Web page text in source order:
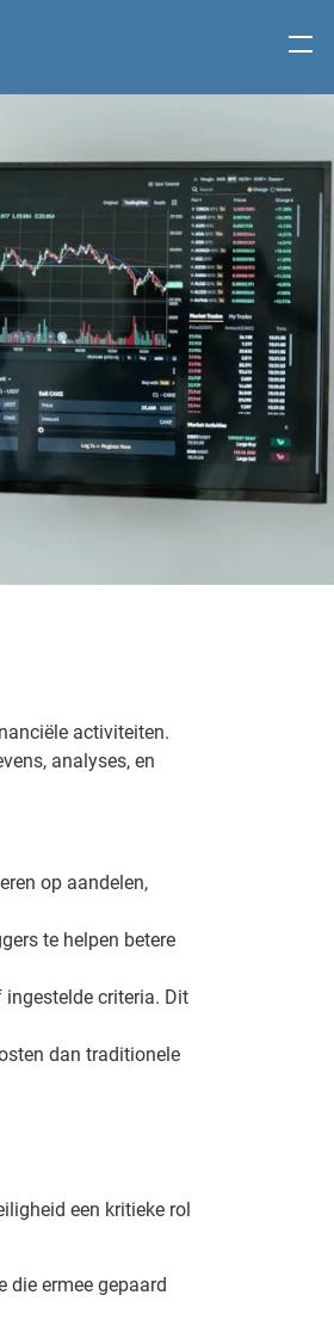
activiteiten.
analyses, en
op aandelen,
te helpen betere
criteria. Dit
dan traditionele
een kritieke rol
die ermee gepaard